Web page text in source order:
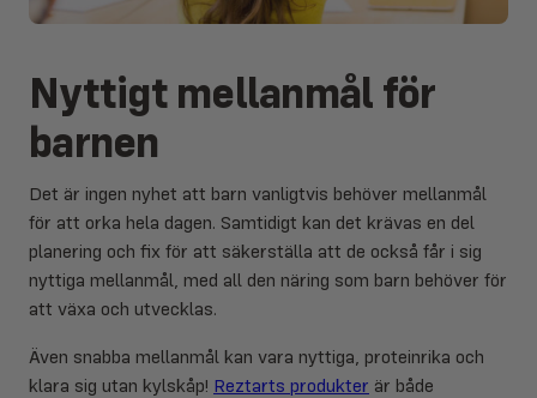
Nyttigt mellanmål för
barnen
Det är ingen nyhet att barn vanligtvis behöver mellanmål
för att orka hela dagen. Samtidigt kan det krävas en del
planering och fix för att säkerställa att de också får i sig
nyttiga mellanmål, med all den näring som barn behöver för
att växa och utvecklas.
Även snabba mellanmål kan vara nyttiga, proteinrika och
klara sig utan kylskåp! Reztarts produkter är både